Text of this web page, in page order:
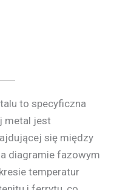
to specyficzna
metal jest
się między
diagramie fazowym
temperatur